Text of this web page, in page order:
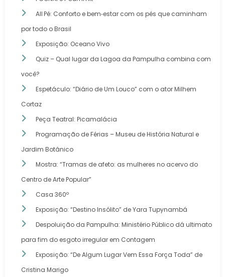
All Pé: Conforto e bem‑estar com os pés que caminham
por todo o Brasil
Exposição: Oceano Vivo
Quiz – Qual lugar da Lagoa da Pampulha combina com
você?
Espetáculo: “Diário de Um Louco” com o ator Milhem
Cortaz
Peça Teatral: Picamalácia
Programação de Férias – Museu de História Natural e
Jardim Botânico
Mostra: “Tramas de afeto: as mulheres no acervo do
Centro de Arte Popular”
Casa 360º
Exposição: “Destino Insólito” de Yara Tupynambá
Despoluição da Pampulha: Ministério Público dá ultimato
para fim do esgoto irregular em Contagem
Exposição: “De Algum Lugar Vem Essa Força Toda” de
Cristina Marigo